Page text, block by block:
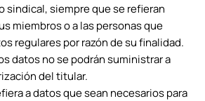
sindical, siempre que se refieran
miembros o a las personas que
regulares por razón de su finalidad.
datos no se podrán suministrar a
del titular.
a datos que sean necesarios para